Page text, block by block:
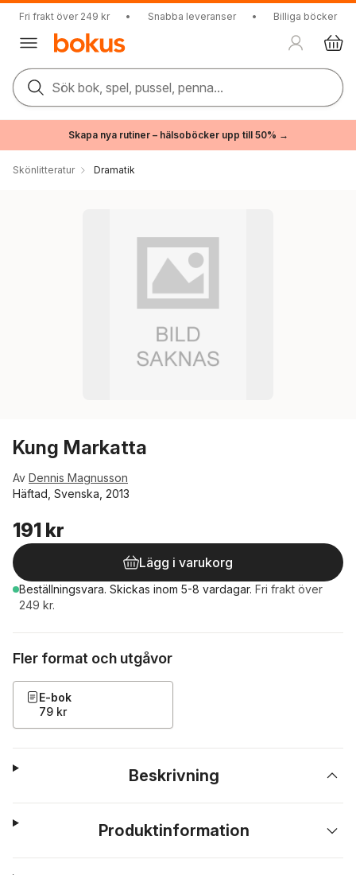
Fri frakt över 249 kr • Snabba leveranser • Billiga böcker
Sök bok, spel, pussel, penna...
Skapa nya rutiner – hälsoböcker upp till 50% →
Skönlitteratur Dramatik
Kung Markatta
Av Dennis Magnusson
Häftad, Svenska, 2013
191 kr
Lägg i varukorg
Beställningsvara. Skickas inom 5-8 vardagar. Fri frakt över
249 kr.
Fler format och utgåvor
E-bok
79 kr
Beskrivning
Produktinformation